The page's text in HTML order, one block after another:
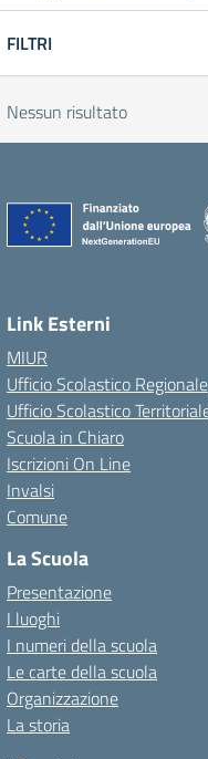
FILTRI
Nessun risultato
Link Esterni
MIUR
Ufficio Scolastico Regionale
Ufficio Scolastico
Scuola in Chiaro
Iscrizioni On Line
Invalsi
Comune
La Scuola
Presentazione
I luoghi
I numeri della scuola
Le carte della scuola
Organizzazione
La storia